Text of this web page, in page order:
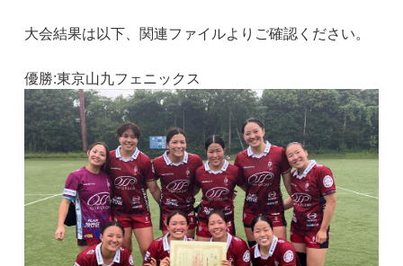
大会結果は以下、関連ファイルよりご確認ください。
優勝:東京山九フェニックス